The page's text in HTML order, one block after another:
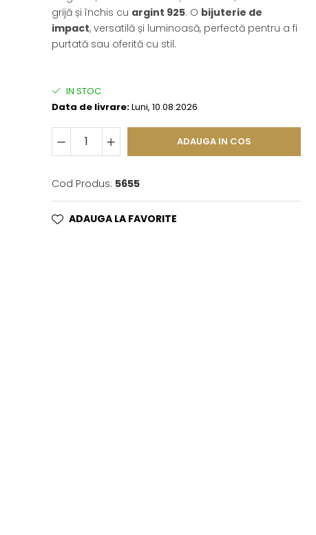
grijă și închis cu argint 925. O bijuterie de
impact, versatilă și luminoasă, perfectă pentru a fi
purtată sau oferită cu stil.
IN STOC
Data de livrare:Luni, 10.08.2026
ADAUGA IN COS
Cod Produs: 5655
ADAUGA LA FAVORITE